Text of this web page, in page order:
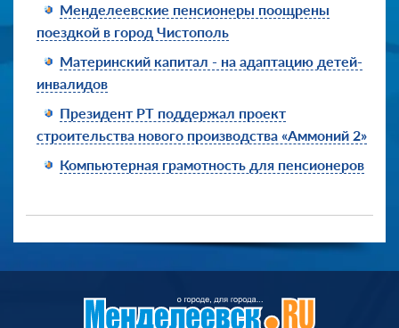
Менделеевские пенсионеры поощрены
поездкой в город Чистополь
Материнский капитал - на адаптацию детей-
инвалидов
Президент РТ поддержал проект
строительства нового производства «Аммоний 2»
Компьютерная грамотность для пенсионеров